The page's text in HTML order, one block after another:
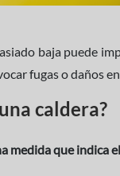
baja puede
fugas o daños
caldera?
medida que indica